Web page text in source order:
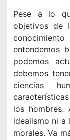
Pese a lo
objetivos de
entendemos
podemos
debemos
ciencias
los hombres.
idealismo ni a
morales. Va